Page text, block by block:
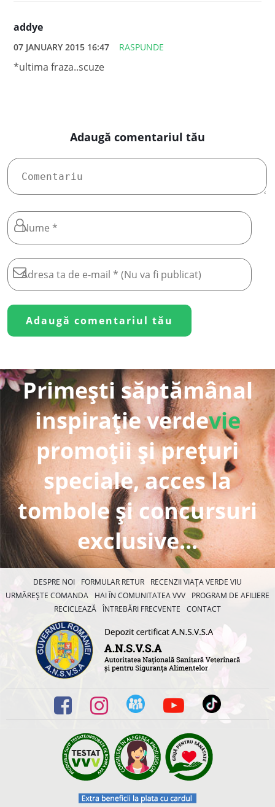
addye
07 JANUARY 2015 16:47 RASPUNDE
*ultima fraza..scuze
Adaugă comentariul tău
Primești săptămânal
inspirație verdevie
promoții și prețuri
speciale, acces la
tombole și concursuri
exclusive...
DESPRE NOI FORMULAR RETUR
RECENZII VIAȚA VERDE VIU
URMĂREȘTE COMANDA
HAI ÎN COMUNITATEA VVV
PROGRAM DE AFILIERE
RECICLEAZĂ ÎNTREBĂRI FRECVENTE CONTACT